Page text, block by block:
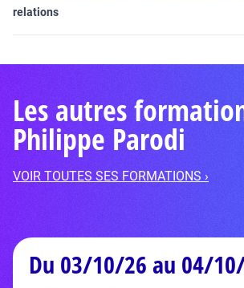
relations
Les autres
Philippe Parodi
VOIR TOUTES SES FORMATIONS ›
Du 03/10/26 au 04/